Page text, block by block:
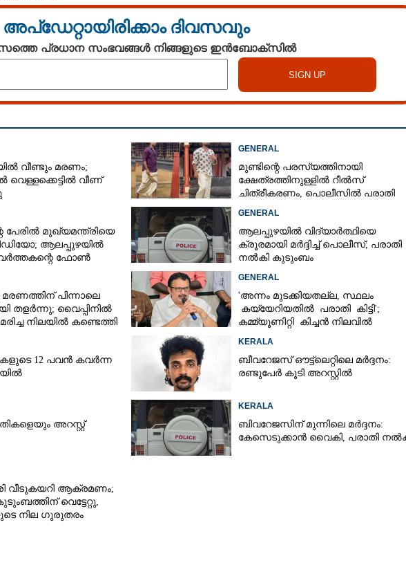
അപ്ഡേറ്റായിരിക്കാം ദിവസവും
പ്രധാന സംഭവങ്ങൾ നിങ്ങളുടെ ഇൻബോക്സിൽ
വീണ്ടും മരണം;
വീണ്
GENERAL
മുണ്ടിന്റെ പരസ്യത്തിനായി
ക്ഷേത്രത്തിനുള്ളിൽ റീൽസ്
ചിത്രീകരണം, പൊലീസിൽ പരാതി
പേരിൽ മുഖ്യമന്ത്രിയെ
ആലപ്പുഴയിൽ
ഫോൺ
GENERAL
ആലപ്പുഴയിൽ വിദ്യാർത്ഥിയെ
ക്രൂരമായി മർദ്ദിച്ച് പൊലീസ്; പരാതി
നൽകി കുടുംബം
പിന്നാലെ
തളർന്നു; വൈപ്പിനിൽ
നിലയിൽ കണ്ടെത്തി
GENERAL
'അന്നം മുടക്കിയതല്ല, സ്ഥലം
കയ്യേറിയതിൽ പരാതി കിട്ടി';
കമ്മ്യൂണിറ്റി കിച്ചൻ നിലവിൽ
12 പവൻ കവർന്ന
KERALA
ബീവറേജസ് ഔട്ട്‌ലെറ്റിലെ മർദ്ദനം:
രണ്ടുപേർ കൂടി അറസ്റ്റിൽ
അറസ്റ്റ്
KERALA
ബിവറേജസിന് മുന്നിലെ മർദ്ദനം:
കേസെടുക്കാൻ വൈകി, പരാതി
വീടുകയറി ആക്രമണം;
വെട്ടേറ്റു,
നില ഗുരുതരം